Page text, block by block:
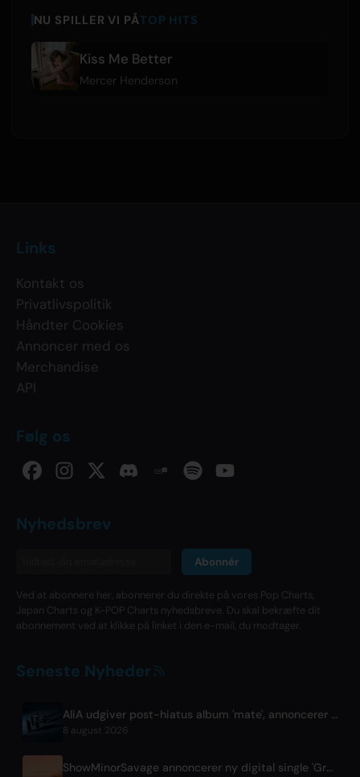
NU SPILLER VI PÅTOP HITS
Kiss Me Better
Mercer Henderson
Links
Kontakt os
Privatlivspolitik
Håndter Cookies
Annoncer med os
Merchandise
API
Følg os
Nyhedsbrev
Abonnér
Ved at abonnere her, abonnerer du direkte på vores Pop Charts,
Japan Charts og K-POP Charts nyhedsbreve. Du skal bekræfte dit
abonnement ved at klikke på linket i den e-mail, du modtager.
Seneste Nyheder
AliA udgiver post-hiatus album 'mate', annoncerer Tokyo-live
8 august 2026
ShowMinorSavage annoncerer ny digital single 'Gradation'